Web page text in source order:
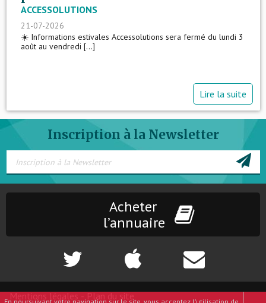
ACCESSOLUTIONS
21-07-2026
☀️ Informations estivales Accessolutions sera fermé du lundi 3
août au vendredi [...]
Lire la suite
Inscription à la Newsletter
Acheter
l’annuaire
Mentions légales Plan du site